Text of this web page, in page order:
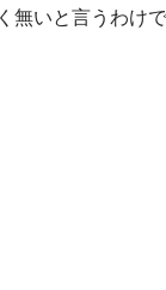
無いと言うわけ